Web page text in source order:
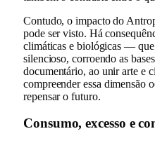
Contudo, o impacto do
pode ser visto. Há
climáticas e biológicas —
silencioso, corroendo as
documentário, ao unir arte e
compreender essa dimensão
repensar o futuro.
Consumo, excesso e